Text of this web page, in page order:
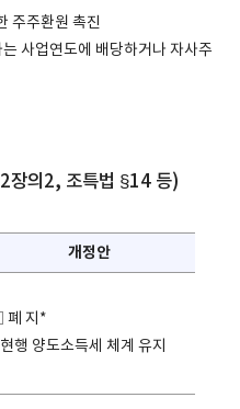
주주환원 촉진
사업연도에 배당하거나 자사주
장의2, 조특법 §14 등)
개정안
폐 지*
행 양도소득세 체계 유지